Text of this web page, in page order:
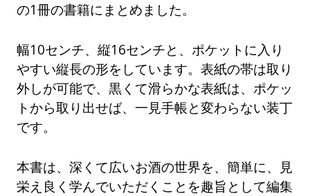
の1冊の書籍にまとめました。
幅10センチ、縦16センチと、ポケットに入り
やすい縦長の形をしています。表紙の帯は取り
外しが可能で、黒くて滑らかな表紙は、ポケッ
トから取り出せば、一見手帳と変わらない装丁
です。
本書は、深くて広いお酒の世界を、簡単に、見
栄え良く学んでいただくことを趣旨として編集